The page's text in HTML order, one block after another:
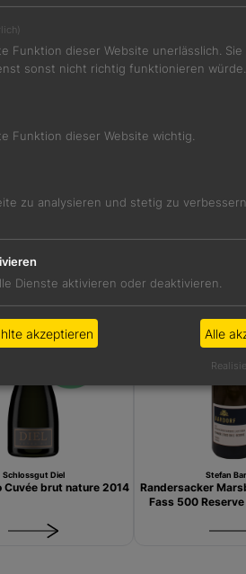
der
der
KW 27
Schlossgut Diel
Cuvée brut nature 2014
Stefan
Randersacker
Fass 500
Funktion dieser Website unerlässlich. Sie
sonst nicht richtig funktionieren würde.
Funktion dieser Website wichtig.
zu analysieren und stetig zu verbessern
Dienste aktivieren oder deaktivieren.
akzeptieren Alle